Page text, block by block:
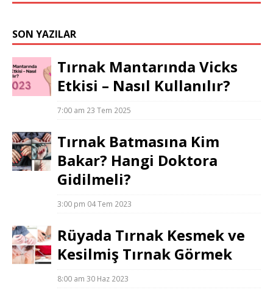
SON YAZILAR
Tırnak Mantarında Vicks
Etkisi – Nasıl Kullanılır?
7:00 am 23 Tem 2025
Tırnak Batmasına Kim
Bakar? Hangi Doktora
Gidilmeli?
3:00 pm 04 Tem 2023
Rüyada Tırnak Kesmek ve
Kesilmiş Tırnak Görmek
8:00 am 30 Haz 2023